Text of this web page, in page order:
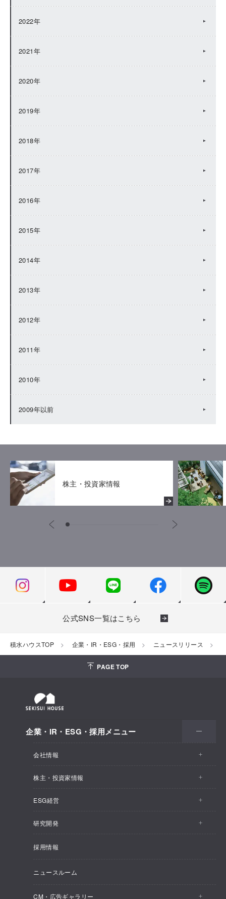
2022年
2021年
2020年
2019年
2018年
2017年
2016年
2015年
2014年
2013年
2012年
2011年
2010年
2009年以前
株主・投資家情報
公式SNS一覧はこちら
積水ハウスTOP 企業・IR・ESG・採用 ニュースリリース
PAGE TOP
企業・IR・ESG・採用メニュー
会社情報
会社情報トップ
事業概要
企業理念
株主・投資家情報
株主・投資家情報トップ
IRトピックス
経営計画
M.D.C. Holdings, Incの買収について
ESG経営
ESG経営トップ
CEOメッセージ
ESG経営の方針・体制
研究開発
しあわせ住まい研究所
総合住宅研究所
採用情報
ニュースルーム
CM・広告ギャラリー